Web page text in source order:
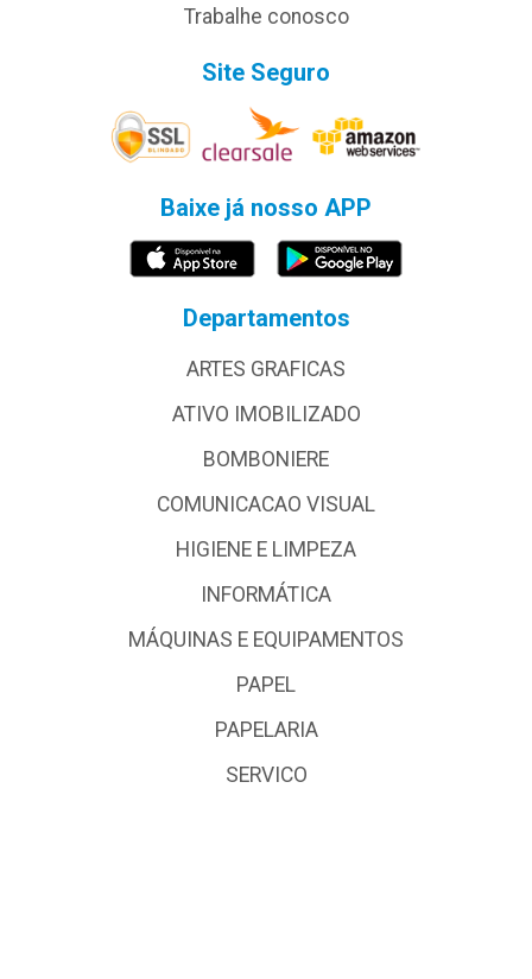
Trabalhe conosco
Site Seguro
Baixe já nosso APP
Departamentos
ARTES GRAFICAS
ATIVO IMOBILIZADO
BOMBONIERE
COMUNICACAO VISUAL
HIGIENE E LIMPEZA
INFORMÁTICA
MÁQUINAS E EQUIPAMENTOS
PAPEL
PAPELARIA
SERVICO